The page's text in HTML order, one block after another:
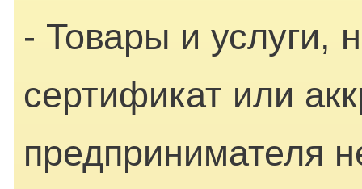
- Товары и услуги,
сертификат или
предпринимателя